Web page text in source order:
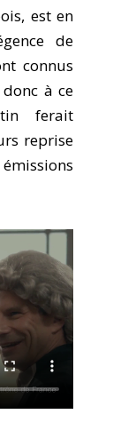
est en
de
connus
donc à ce
ferait
reprise